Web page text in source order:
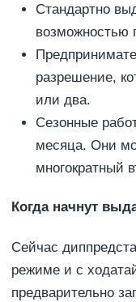
Стандартно
возможностью
разрешение,
или два.
Сезонные
месяца. Они
многократный
Когда начнут
Сейчас
режиме и с
предварительно